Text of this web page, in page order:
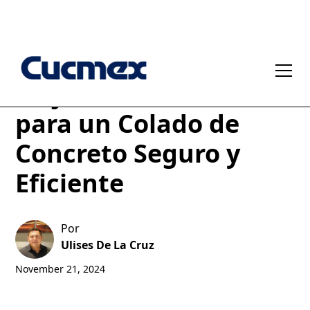
para un Colado de
Concreto Seguro y
Eficiente
Por
Ulises De La Cruz
November 21, 2024